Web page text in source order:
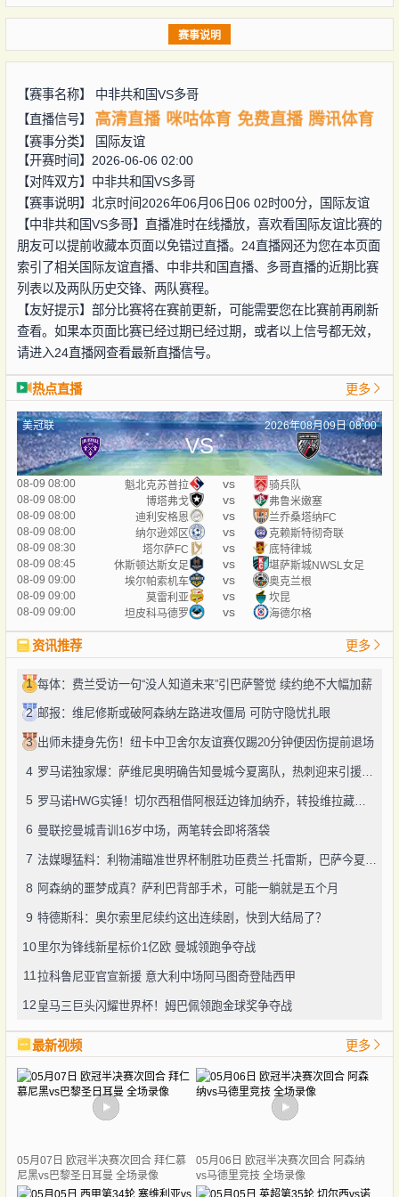
赛事说明
【赛事名称】 中非共和国VS多哥
【直播信号】
高清直播 咪咕体育 免费直播 腾讯体育
【赛事分类】
国际友谊
【开赛时间】2026-06-06 02:00
【对阵双方】 中非共和国VS多哥
【赛事说明】北京时间2026年06月06日06 02时00分，国际友谊
【中非共和国VS多哥】直播准时在线播放，喜欢看国际友谊比赛的
朋友可以提前收藏本页面以免错过直播。24直播网还为您在本页面
索引了相关国际友谊直播、中非共和国直播、多哥直播的近期比赛
列表以及两队历史交锋、两队赛程。
【友好提示】部分比赛将在赛前更新，可能需要您在比赛前再刷新
查看。如果本页面比赛已经过期已经过期，或者以上信号都无效，
请进入24直播网查看最新直播信号。
热点直播 更多
美冠联 2026年08月09日 08:00
VS
08-09 08:00 魁北克苏普拉 vs
骑兵队
08-09 08:00
博塔弗戈 vs
弗鲁米嫩塞
08-09 08:00
迪利安格恩 vs
兰乔桑塔纳FC
08-09 08:00
纳尔逊郊区 vs
克赖斯特彻奇联
08-09 08:30
塔尔萨FC vs
底特律城
08-09 08:45
休斯顿达斯女足 vs
堪萨斯城NWSL女足
08-09 09:00
埃尔帕索机车 vs
奥克兰根
08-09 09:00
莫雷利亚 vs
坎昆
08-09 09:00
坦皮科马德罗 vs 海德尔格
资讯推荐 更多
1 每体：费兰受访一句“没人知道未来”引巴萨警觉 续约绝不大幅加薪
2 邮报：维尼修斯或破阿森纳左路进攻僵局 可防守隐忧扎眼
3 出师未捷身先伤！纽卡中卫舍尔友谊赛仅踢20分钟便因伤提前退场
4 罗马诺独家爆：萨维尼奥明确告知曼城今夏离队，热刺迎来引援良机
5 罗马诺HWG实锤！切尔西租借阿根廷边锋加纳乔，转投维拉藏连锁效应？
6 曼联挖曼城青训16岁中场，两笔转会即将落袋
7
8 阿森纳的噩梦成真？萨利巴背部手术，可能一躺就是五个月
9 特德斯科：奥尔索里尼续约这出连续剧，快到大结局了？
10里尔为锋线新星标价1亿欧 曼城领跑争夺战
11拉科鲁尼亚官宣新援 意大利中场阿马图奇登陆西甲
12 皇马三巨头闪耀世界杯！姆巴佩领跑金球奖争夺战
最新视频 更多
05月07日 欧冠半决赛次回合 拜仁慕
尼黑vs巴黎圣日耳曼 全场录像
05月06日 欧冠半决赛次回合 阿森纳
vs马德里竞技 全场录像